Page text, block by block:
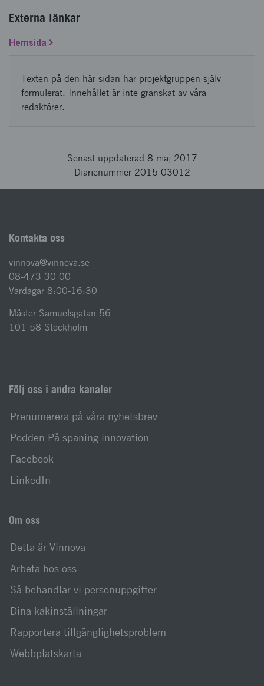
Externa länkar
Hemsida
Texten på den här sidan har projektgruppen själv
formulerat. Innehållet är inte granskat av våra
redaktörer.
Senast uppdaterad 8 maj 2017
Diarienummer 2015-03012
Kontakta oss
vinnova@vinnova.se
08-473 30 00
Vardagar 8:00-16:30
Mäster Samuelsgatan 56
101 58 Stockholm
Följ oss i andra kanaler
Prenumerera på våra nyhetsbrev
Podden På spaning innovation
Facebook
LinkedIn
Om oss
Detta är Vinnova
Arbeta hos oss
Så behandlar vi personuppgifter
Dina kakinställningar
Rapportera tillgänglighetsproblem
Webbplatskarta